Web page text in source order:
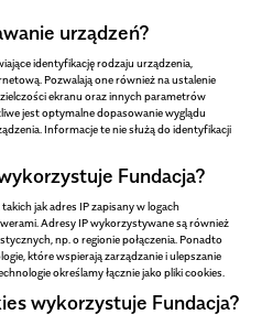
urządzeń?
identyfikację rodzaju urządzenia,
Pozwalają one również na ustalenie
ekranu oraz innych parametrów
jest optymalne dopasowanie wyglądu
Informacje te nie służą do identyfikacji
Fundacja?
jak adres IP zapisany w logach
Adresy IP wykorzystywane są również
np. o regionie połączenia. Ponadto
które wspierają zarządzanie i ulepszanie
określamy łącznie jako pliki cookies.
wykorzystuje Fundacja?